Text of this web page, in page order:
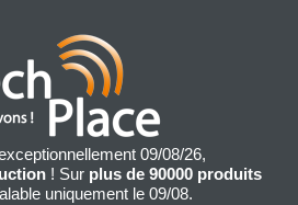
09/08/26,
! Sur plus de 90000 produits
uniquement le 09/08.